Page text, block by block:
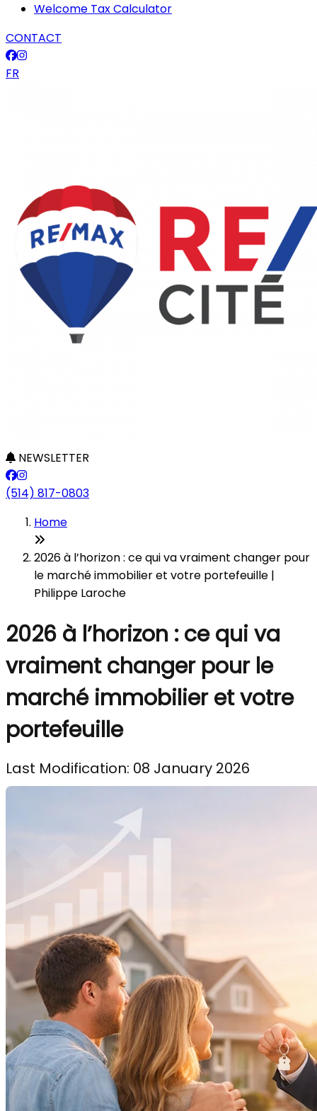
Welcome Tax Calculator
CONTACT
FR
NEWSLETTER
(514) 817-0803
Home
2026 à l’horizon : ce qui va vraiment changer pour
le marché immobilier et votre portefeuille |
Philippe Laroche
2026 à l’horizon : ce qui va
vraiment changer pour le
marché immobilier et votre
portefeuille
Last Modification: 08 January 2026